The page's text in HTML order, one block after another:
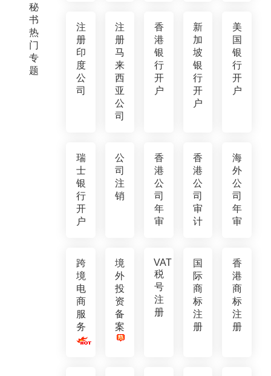
秘
书
热
门
专
题
注
册
印
度
公
司
注
册
马
来
西
亚
公
司
香
港
银
行
开
户
新
加
坡
银
行
开
户
美
国
银
行
开
户
瑞
士
银
行
开
户
公
司
注
销
香
港
公
司
年
审
香
港
公
司
审
计
海
外
公
司
年
审
跨
境
电
商
服
务
境
外
投
资
备
案
VAT
税
号
注
册
国
际
商
标
注
册
香
港
商
标
注
册